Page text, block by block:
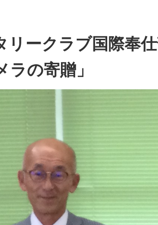
ークラブ国際奉
の寄贈」